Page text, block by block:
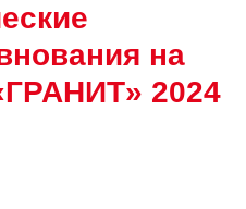
на
2024